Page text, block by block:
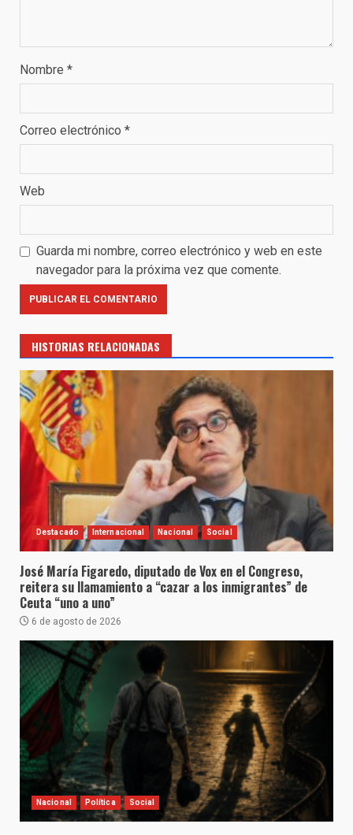
Nombre *
Correo electrónico *
Web
Guarda mi nombre, correo electrónico y web en este
navegador para la próxima vez que comente.
HISTORIAS RELACIONADAS
Destacado Internacional Nacional Social
José María Figaredo, diputado de Vox en el Congreso,
reitera su llamamiento a “cazar a los inmigrantes” de
Ceuta “uno a uno”
6 de agosto de 2026
Nacional Política Social